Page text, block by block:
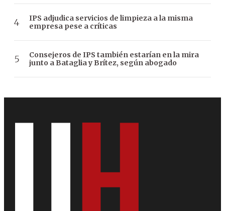
IPS adjudica servicios de limpieza a la misma
empresa pese a críticas
Consejeros de IPS también estarían en la mira
junto a Bataglia y Brítez, según abogado